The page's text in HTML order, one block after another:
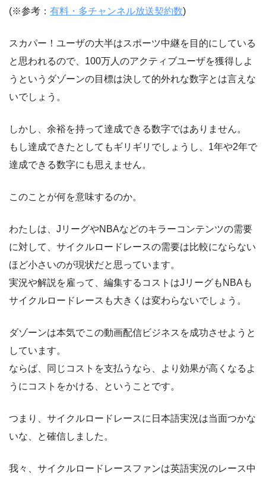
(※参考： 有料・多チャンネル放送契約数)
スカパー！ユーザの大半はスポーツ中継を目的にしている
と思われるので、100万人のアクティブユーザを獲得しよ
うというダゾーンの目標は決して的外れな数字とは言えな
いでしょう。
しかし、余裕を持って達成できる数字ではありません。
もし達成できたとしてもギリギリでしょうし、1年や2年で
達成できる数字にも思えません。
このことが何を意味するのか。
わたしは、JリーグやNBAなどのキラーコンテンツの需要
に対して、サイクルロードレースの需要は比較にならない
ほど小さいのが現状だと思っています。
実況や解説を雇って、編集するコストはJリーグもNBAも
サイクルロードレースも大きくは変わらないでしょう。
ダゾーンは本気でこの動画配信ビジネスを成功させようと
しています。
ならば、同じコストを支払うなら、より効果が高くなるよ
うにコストをかける、ということです。
つまり、サイクルロードレースに日本語実況は当面つかな
いな、と確信しました。
我々、サイクルロードレースファンは英語実況のレース中